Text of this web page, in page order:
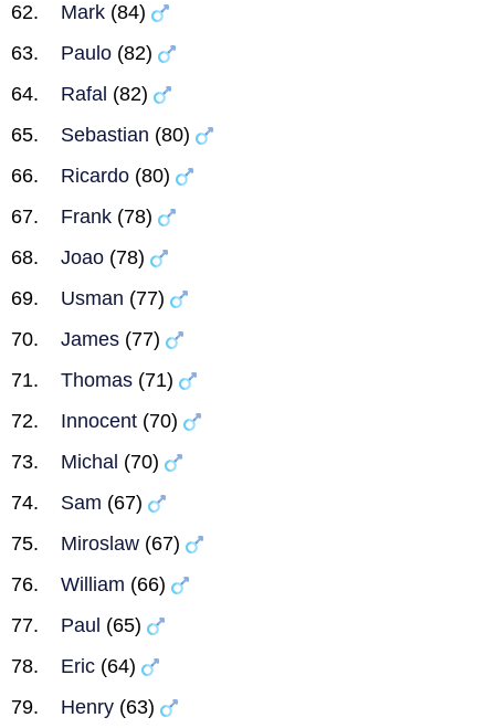
Mark (84)
Paulo (82)
Rafal (82)
Sebastian (80)
Ricardo (80)
Frank (78)
Joao (78)
Usman (77)
James (77)
Thomas (71)
Innocent (70)
Michal (70)
Sam (67)
Miroslaw (67)
William (66)
Paul (65)
Eric (64)
Henry (63)